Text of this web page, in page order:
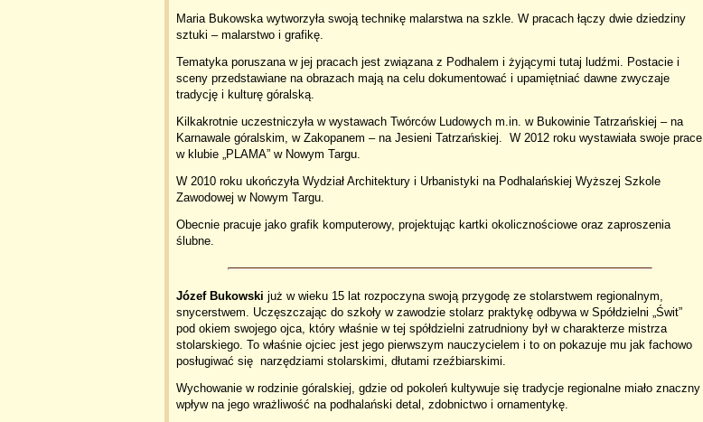
Maria Bukowska wytworzyła swoją technikę malarstwa na szkle. W pracach łączy dwie dziedziny
sztuki – malarstwo i grafikę.
Tematyka poruszana w jej pracach jest związana z Podhalem i żyjącymi tutaj ludźmi. Postacie i
sceny przedstawiane na obrazach mają na celu dokumentować i upamiętniać dawne zwyczaje
tradycję i kulturę góralską.
Kilkakrotnie uczestniczyła w wystawach Twórców Ludowych m.in. w Bukowinie Tatrzańskiej – na
Karnawale góralskim, w Zakopanem – na Jesieni Tatrzańskiej. W 2012 roku wystawiała swoje prace
w klubie „PLAMA” w Nowym Targu.
W 2010 roku ukończyła Wydział Architektury i Urbanistyki na Podhalańskiej Wyższej Szkole
Zawodowej w Nowym Targu.
Obecnie pracuje jako grafik komputerowy, projektując kartki okolicznościowe oraz zaproszenia
ślubne.
Józef Bukowski już w wieku 15 lat rozpoczyna swoją przygodę ze stolarstwem regionalnym,
snycerstwem. Uczęszczając do szkoły w zawodzie stolarz praktykę odbywa w Spółdzielni „Świt”
pod okiem swojego ojca, który właśnie w tej spółdzielni zatrudniony był w charakterze mistrza
stolarskiego. To właśnie ojciec jest jego pierwszym nauczycielem i to on pokazuje mu jak fachowo
posługiwać się narzędziami stolarskimi, dłutami rzeźbiarskimi.
Wychowanie w rodzinie góralskiej, gdzie od pokoleń kultywuje się tradycje regionalne miało znaczny
wpływ na jego wrażliwość na podhalański detal, zdobnictwo i ornamentykę.